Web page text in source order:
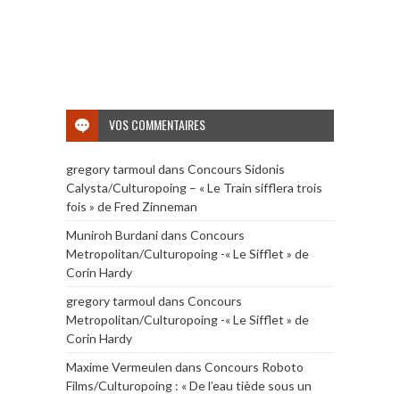
VOS COMMENTAIRES
gregory tarmoul dans Concours Sidonis
Calysta/Culturopoing – « Le Train sifflera trois
fois » de Fred Zinneman
Muniroh Burdanidans Concours
Metropolitan/Culturopoing -« Le Sifflet » de
Corin Hardy
gregory tarmoul dans Concours
Metropolitan/Culturopoing -« Le Sifflet » de
Corin Hardy
Maxime Vermeulen dans Concours Roboto
Films/Culturopoing : « De l’eau tiède sous un